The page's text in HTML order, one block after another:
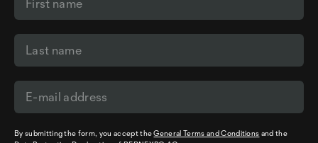
By submitting the form, you accept theGeneral Terms and Conditions and the